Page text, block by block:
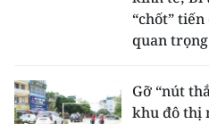
“chốt”
quan trọng
Gỡ “nút
khu đô thị